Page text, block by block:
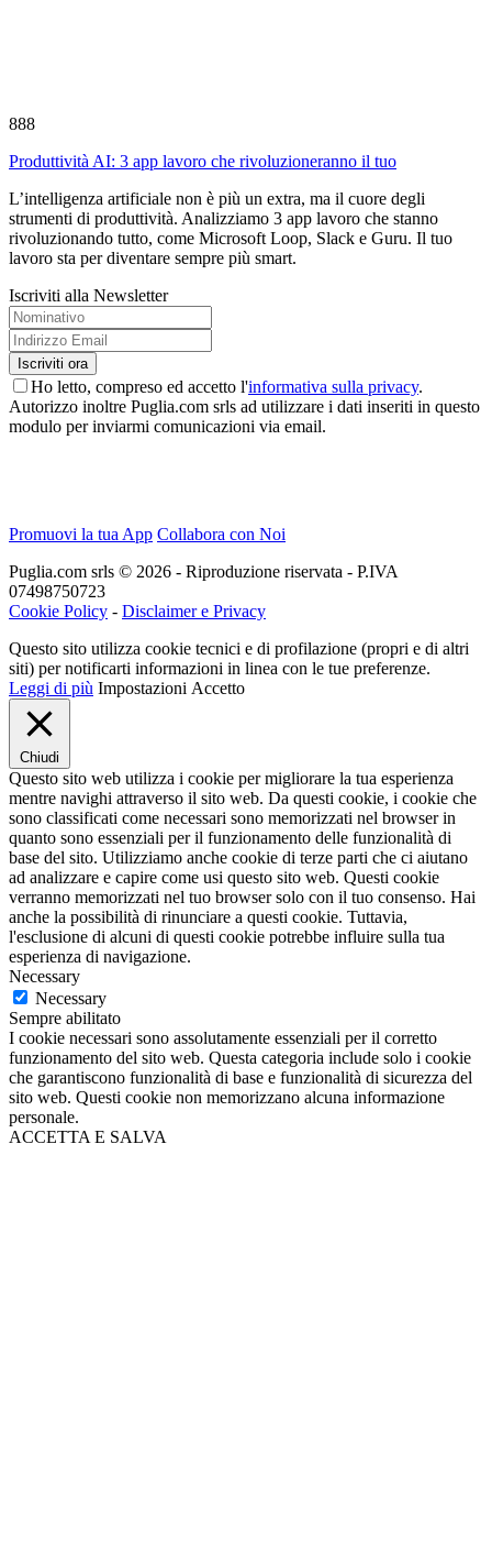
888
Produttività AI: 3 app lavoro che rivoluzioneranno il tuo
L’intelligenza artificiale non è più un extra, ma il cuore degli
strumenti di produttività. Analizziamo 3 app lavoro che stanno
rivoluzionando tutto, come Microsoft Loop, Slack e Guru. Il tuo
lavoro sta per diventare sempre più smart.
Iscriviti alla Newsletter
Ho letto, compreso ed accetto l'informativa sulla privacy.
Autorizzo inoltre Puglia.com srls ad utilizzare i dati inseriti in questo
modulo per inviarmi comunicazioni via email.
Promuovi la tua App Collabora con Noi
Puglia.com srls © 2026 - Riproduzione riservata - P.IVA
07498750723
Cookie Policy - Disclaimer e Privacy
Questo sito utilizza cookie tecnici e di profilazione (propri e di altri
siti) per notificarti informazioni in linea con le tue preferenze.
Leggi di più Impostazioni Accetto
Chiudi
Questo sito web utilizza i cookie per migliorare la tua esperienza
mentre navighi attraverso il sito web. Da questi cookie, i cookie che
sono classificati come necessari sono memorizzati nel browser in
quanto sono essenziali per il funzionamento delle funzionalità di
base del sito. Utilizziamo anche cookie di terze parti che ci aiutano
ad analizzare e capire come usi questo sito web. Questi cookie
verranno memorizzati nel tuo browser solo con il tuo consenso. Hai
anche la possibilità di rinunciare a questi cookie. Tuttavia,
l'esclusione di alcuni di questi cookie potrebbe influire sulla tua
esperienza di navigazione.
Necessary
Necessary
Sempre abilitato
I cookie necessari sono assolutamente essenziali per il corretto
funzionamento del sito web. Questa categoria include solo i cookie
che garantiscono funzionalità di base e funzionalità di sicurezza del
sito web. Questi cookie non memorizzano alcuna informazione
personale.
ACCETTA E SALVA